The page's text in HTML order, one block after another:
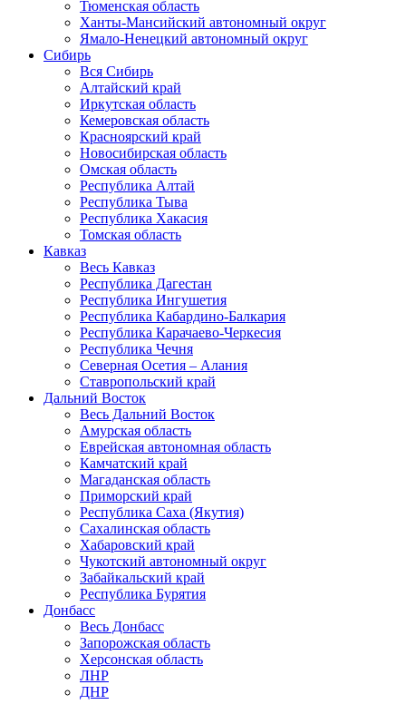
Тюменская область
Ханты-Мансийский автономный округ
Ямало-Ненецкий автономный округ
Сибирь
Вся Сибирь
Алтайский край
Иркутская область
Кемеровская область
Красноярский край
Новосибирская область
Омская область
Республика Алтай
Республика Тыва
Республика Хакасия
Томская область
Кавказ
Весь Кавказ
Республика Дагестан
Республика Ингушетия
Республика Кабардино-Балкария
Республика Карачаево-Черкесия
Республика Чечня
Северная Осетия – Алания
Ставропольский край
Дальний Восток
Весь Дальний Восток
Амурская область
Еврейская автономная область
Камчатский край
Магаданская область
Приморский край
Республика Саха (Якутия)
Сахалинская область
Хабаровский край
Чукотский автономный округ
Забайкальский край
Республика Бурятия
Донбасс
Весь Донбасс
Запорожская область
Херсонская область
ЛНР
ДНР